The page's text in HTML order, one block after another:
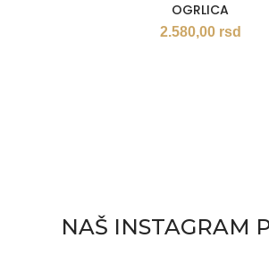
OGRLICA
2.580,00 rsd
NAŠ INSTAGRAM